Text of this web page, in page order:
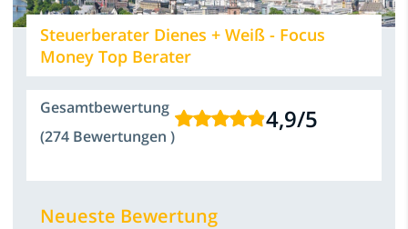
Steuerberater Dienes + Weiß - Focus
Money Top Berater
Gesamtbewertung
(274 Bewertungen )
4,9/5
Neueste Bewertung